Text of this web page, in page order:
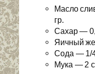
Масло
гр.
Сахар —
Яичный
Сода — 1/
Мука — 2